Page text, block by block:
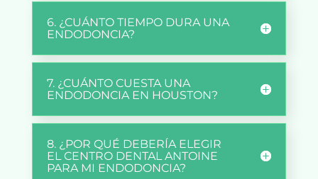
6. ¿CUÁNTO TIEMPO DURA UNA
ENDODONCIA?
7. ¿CUÁNTO CUESTA UNA
ENDODONCIA EN HOUSTON?
8. ¿POR QUÉ DEBERÍA ELEGIR
EL CENTRO DENTAL ANTOINE
PARA MI ENDODONCIA?